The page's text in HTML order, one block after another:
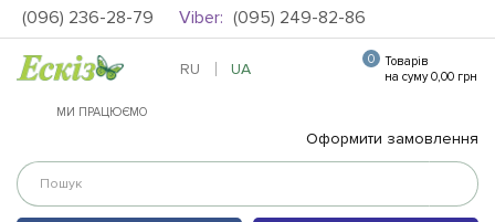
(096) 236-28-79 Viber: (095) 249-82-86
МИ ПРАЦЮЄМО
Оформити замовлення
RU UA Товарів
0
на суму 0,00 грн